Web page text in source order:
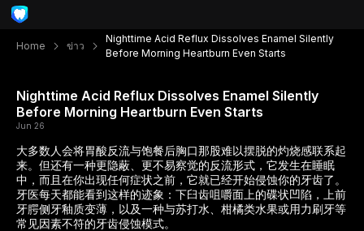
Home ข่าว
Nighttime Acid Reflux Dissolves Enamel Silently
Before Morning Heartburn Even Starts
Nighttime Acid Reflux Dissolves Enamel Silently
Before Morning Heartburn Even Starts
Jun 26
大多数人会将胃酸反流与饱餐后胸口那股难以摆脱的灼烧感联系起
来。但还有一种更隐蔽、更不易察觉的反流形式，它发生在睡眠
中，而且在你出现任何症状之前，它就已经开始侵蚀你的牙齿了。
牙医每天都能看到这样的迹象：下臼齿咀嚼面上的碟状凹陷，上前
牙腭侧牙釉质变薄，以及一种与苏打水、柑橘类水果或用力刷牙等
常见因素不符的牙齿侵蚀模式。